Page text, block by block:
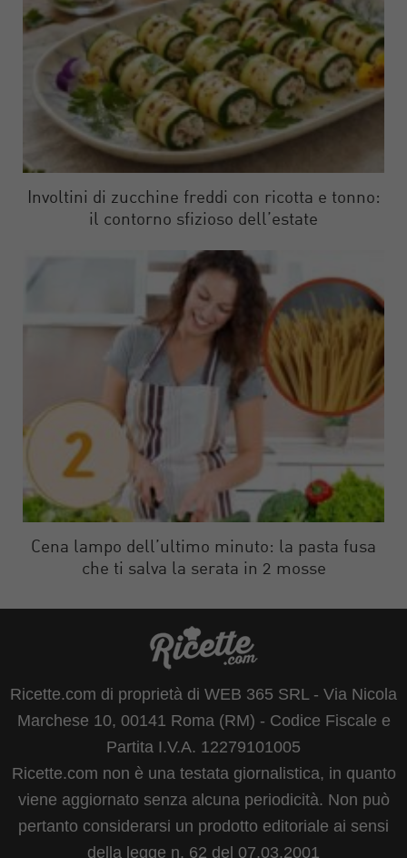
Involtini di zucchine freddi con ricotta e tonno:
il contorno sfizioso dell’estate
Cena lampo dell’ultimo minuto: la pasta fusa
che ti salva la serata in 2 mosse
Ricette.com di proprietà di WEB 365 SRL - Via Nicola
Marchese 10, 00141 Roma (RM) - Codice Fiscale e
Partita I.V.A. 12279101005
Ricette.com non è una testata giornalistica, in quanto
viene aggiornato senza alcuna periodicità. Non può
pertanto considerarsi un prodotto editoriale ai sensi
della legge n. 62 del 07.03.2001